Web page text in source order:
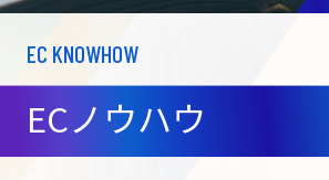
導入事例
USEFUL
お役立ち情報
EC KNOWHOW
ECノウハウ